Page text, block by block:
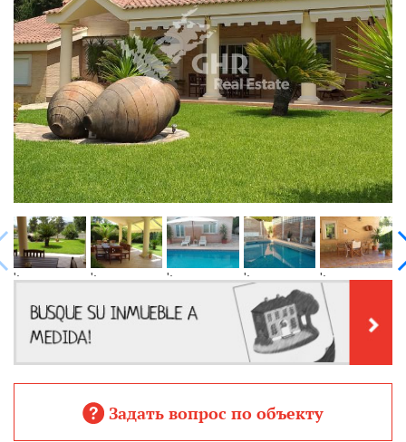
'; '; '; '; ';
Задать вопрос по объекту